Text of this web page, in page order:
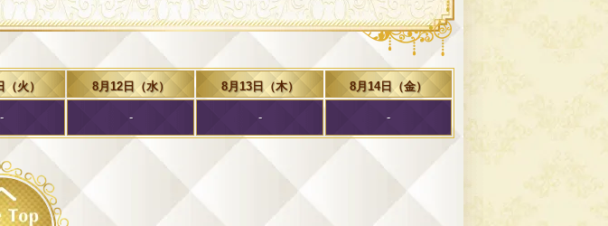
ルックス・スタイル
星5個
マナー・接客態度
星5個
トリートメント技術
星5個
コメント：とても可愛いくてホスピタリティ最高でした。
トリートメント技術
火） 8月12日（水） 8月13日（木） 8月14日（金）
- - - -